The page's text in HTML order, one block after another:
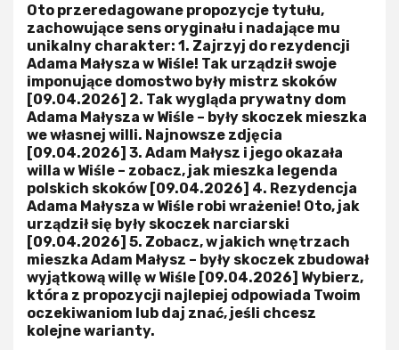
Oto przeredagowane propozycje tytułu,
zachowujące sens oryginału i nadające mu
unikalny charakter: 1. Zajrzyj do rezydencji
Adama Małysza w Wiśle! Tak urządził swoje
imponujące domostwo były mistrz skoków
[09.04.2026] 2. Tak wygląda prywatny dom
Adama Małysza w Wiśle – były skoczek mieszka
we własnej willi. Najnowsze zdjęcia
[09.04.2026] 3. Adam Małysz i jego okazała
willa w Wiśle – zobacz, jak mieszka legenda
polskich skoków [09.04.2026] 4. Rezydencja
Adama Małysza w Wiśle robi wrażenie! Oto, jak
urządził się były skoczek narciarski
[09.04.2026] 5. Zobacz, w jakich wnętrzach
mieszka Adam Małysz – były skoczek zbudował
wyjątkową willę w Wiśle [09.04.2026] Wybierz,
która z propozycji najlepiej odpowiada Twoim
oczekiwaniom lub daj znać, jeśli chcesz
kolejne warianty.